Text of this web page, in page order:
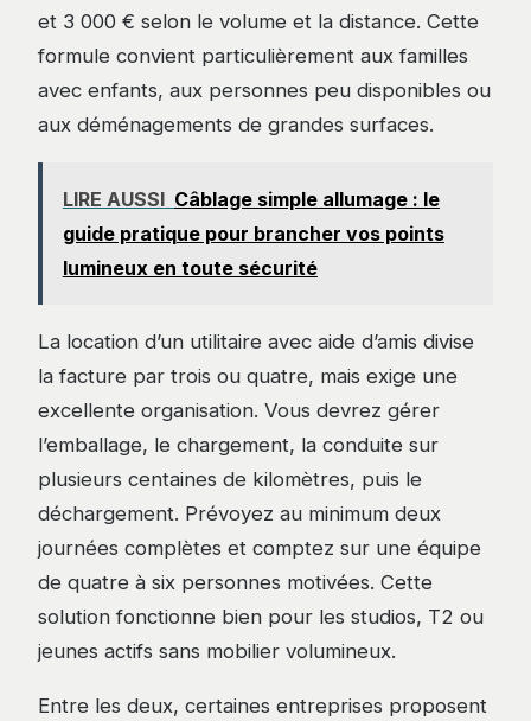
et 3 000 € selon le volume et la distance. Cette
formule convient particulièrement aux familles
avec enfants, aux personnes peu disponibles ou
aux déménagements de grandes surfaces.
LIRE AUSSI Câblage simple allumage : le
guide pratique pour brancher vos points
lumineux en toute sécurité
La location d’un utilitaire avec aide d’amis divise
la facture par trois ou quatre, mais exige une
excellente organisation. Vous devrez gérer
l’emballage, le chargement, la conduite sur
plusieurs centaines de kilomètres, puis le
déchargement. Prévoyez au minimum deux
journées complètes et comptez sur une équipe
de quatre à six personnes motivées. Cette
solution fonctionne bien pour les studios, T2 ou
jeunes actifs sans mobilier volumineux.
Entre les deux, certaines entreprises proposent